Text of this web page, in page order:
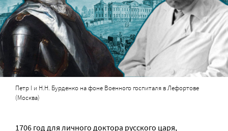
Петр I и Н.Н. Бурденко на фоне Военного госпиталя в Лефортове
(Москва)
1706 год для личного доктора русского царя,